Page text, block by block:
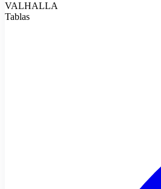
VALHALLA
Tablas